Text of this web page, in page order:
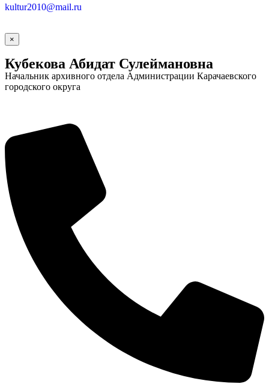
kultur2010@mail.ru
×
Кубекова Абидат Сулеймановна
Начальник архивного отдела Администрации Карачаевского
городского округа